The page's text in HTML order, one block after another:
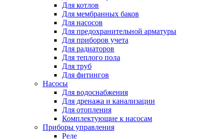
Для котлов
Для мембранных баков
Для насосов
Для предохранительной арматуры
Для приборов учета
Для радиаторов
Для теплого пола
Для труб
Для фитингов
Насосы
Для водоснабжения
Для дренажа и канализации
Для отопления
Комплектующие к насосам
Приборы управления
Реле